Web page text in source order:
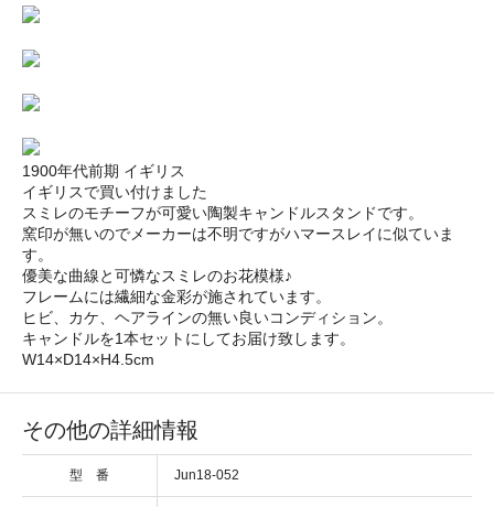
1900年代前期 イギリス
イギリスで買い付けました
スミレのモチーフが可愛い陶製キャンドルスタンドです。
窯印が無いのでメーカーは不明ですがハマースレイに似ていま
す。
優美な曲線と可憐なスミレのお花模様♪
フレームには繊細な金彩が施されています。
ヒビ、カケ、ヘアラインの無い良いコンディション。
キャンドルを1本セットにしてお届け致します。
W14×D14×H4.5cm
その他の詳細情報
型 番 Jun18-052